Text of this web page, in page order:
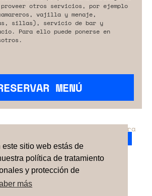
sitio web estás de
política de tratamiento
y protección de
más
otros servicios, por ejemplo
vajilla y menaje,
sillas), servicio de bar y
Para ello puede ponerse en
MENÚ
el servicio perfecto para
SOBRE NOSOTROS
CONTACTO